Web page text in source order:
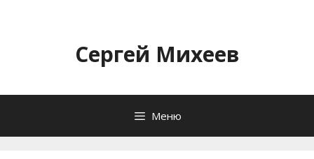
содержимомуСергей Михеев
Меню